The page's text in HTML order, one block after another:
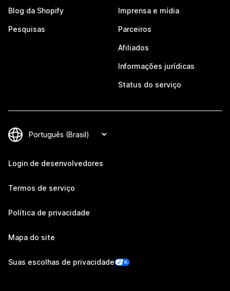
Blog da Shopify
Pesquisas
Imprensa e mídia
Parceiros
Afiliados
Informações jurídicas
Status do serviço
Login de desenvolvedores
Termos de serviço
Política de privacidade
Mapa do site
Suas escolhas de privacidade